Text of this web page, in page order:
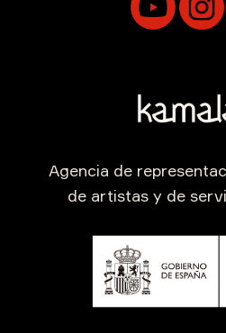
Agencia de
de artistas y de